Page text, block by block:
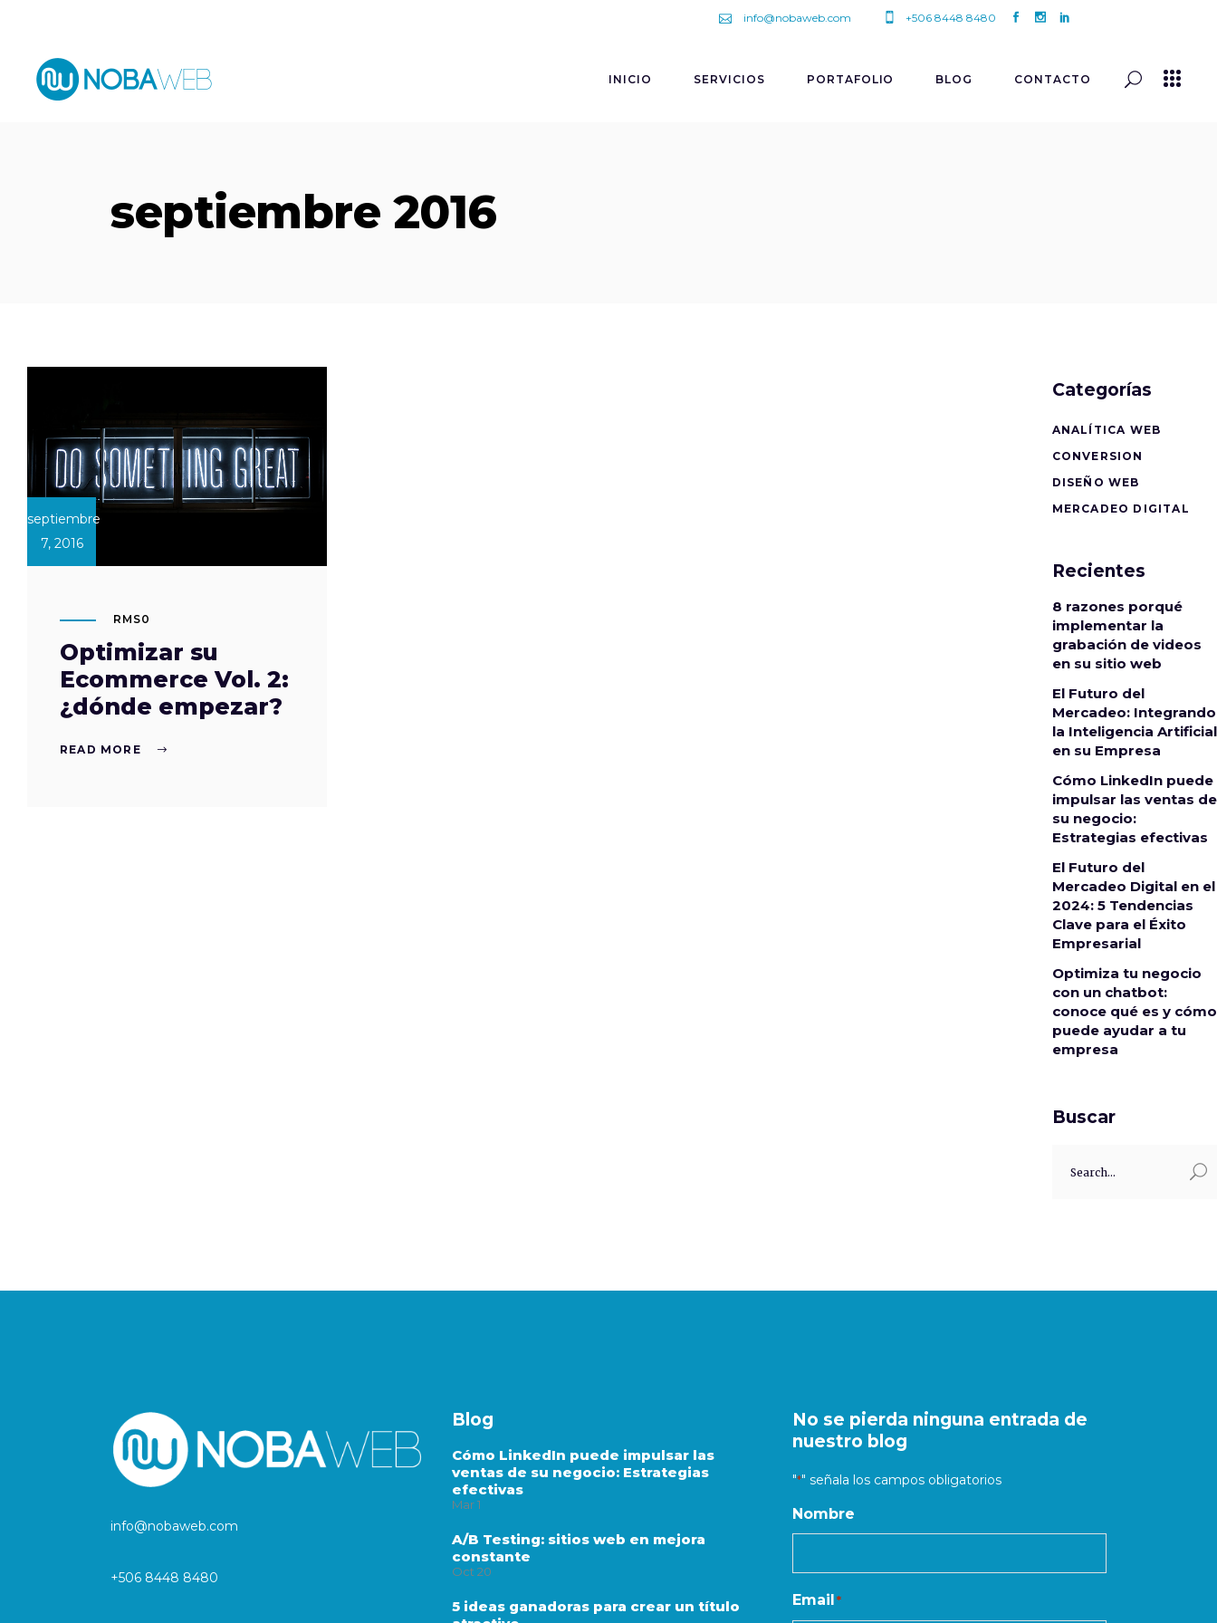
info@nobaweb.com +506 8448 8480
INICIO SERVICIOS PORTAFOLIO BLOG CONTACTO
septiembre 2016
septiembre
7, 2016
RMS0
Optimizar su
Ecommerce Vol. 2:
¿dónde empezar?
READ MORE
Categorías
ANALÍTICA WEB
CONVERSION
DISEÑO WEB
MERCADEO DIGITAL
Recientes
8 razones porqué
implementar la
grabación de videos
en su sitio web
El Futuro del
Mercadeo: Integrando
la Inteligencia Artificial
en su Empresa
Cómo LinkedIn puede
impulsar las ventas de
su negocio:
Estrategias efectivas
El Futuro del
Mercadeo Digital en el
2024: 5 Tendencias
Clave para el Éxito
Empresarial
Optimiza tu negocio
con un chatbot:
conoce qué es y cómo
puede ayudar a tu
empresa
Buscar
info@nobaweb.com
+506 8448 8480
Blog
Cómo LinkedIn puede impulsar las
ventas de su negocio: Estrategias
efectivas
Mar 1
A/B Testing: sitios web en mejora
constante
Oct 20
5 ideas ganadoras para crear un título
No se pierda ninguna entrada de
nuestro blog
"*" señala los campos obligatorios
Nombre
Email *